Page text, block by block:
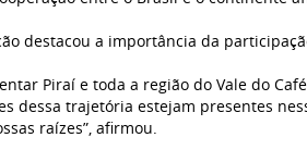
destacou a importância da
Piraí e toda a região do Vale do
dessa trajetória estejam presentes
raízes”, afirmou.